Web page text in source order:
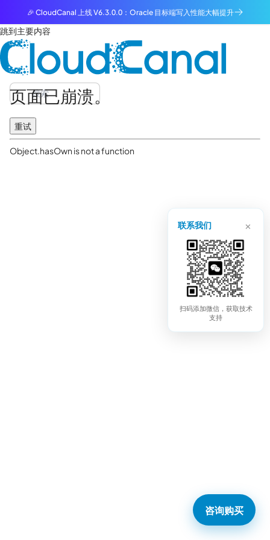
🎉 CloudCanal 上线 V6.3.0.0：Oracle 目标端写入性能大幅提升
跳到主要内容
页面已崩溃。
重试
Object.hasOwn is not a function
联系我们 ×
扫码添加微信，获取技术
支持
咨询购买